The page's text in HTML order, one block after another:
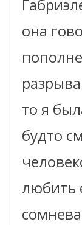
она
то я
будто
любить